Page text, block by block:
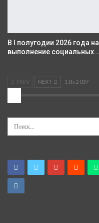
В I полугодии 2026 года на
выполнение социальных…
PREV NEXT 1 Из 2 037